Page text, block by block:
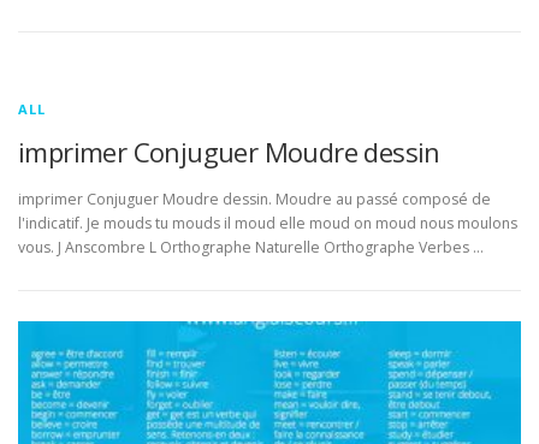
ALL
imprimer Conjuguer Moudre dessin
imprimer Conjuguer Moudre dessin. Moudre au passé composé de
l'indicatif. Je mouds tu mouds il moud elle moud on moud nous moulons
vous. J Anscombre L Orthographe Naturelle Orthographe Verbes …